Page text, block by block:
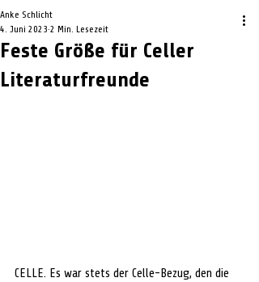
Feste Größe für Celler
Literaturfreunde
Anke Schlicht
4. Juni 2023 2 Min. Lesezeit
CELLE. Es war stets der Celle-Bezug, den die